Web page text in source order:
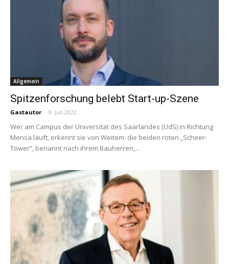
Allgemein
Spitzenforschung belebt Start-up-Szene
Gastautor - 8. Juli 2022
Wer am Campus der Universität des Saarlandes (UdS) in Richtung
Mensa läuft, erkennt sie von Weitem: die beiden roten „Scheer-
Tower“, benannt nach ihrem Bauherren,...